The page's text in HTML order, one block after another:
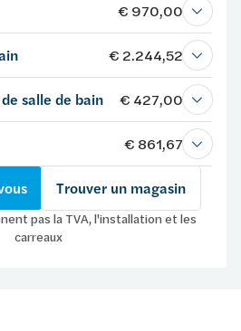
€ 970,00
€ 2.244,52
salle de bain € 427,00
€ 861,67
Trouver un magasin
pas la TVA, l'installation et les
carreaux